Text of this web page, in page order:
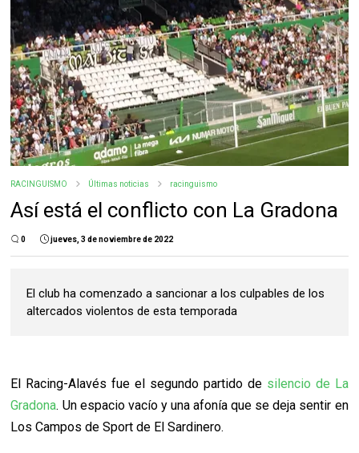
RACINGUISMO Últimas noticias racinguismo
Así está el conflicto con La Gradona
0 jueves, 3 de noviembre de 2022
El club ha comenzado a sancionar a los culpables de los
altercados violentos de esta temporada
El Racing-Alavés fue el segundo partido de silencio de La
Gradona. Un espacio vacío y una afonía que se deja sentir en
Los Campos de Sport de El Sardinero.